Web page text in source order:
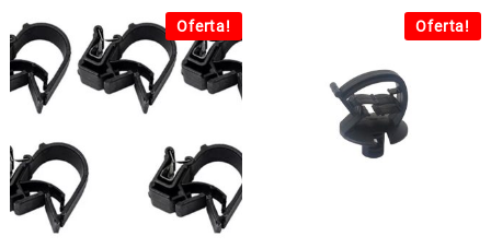
R$40,00.R$36,00.
R$171,00.
Oferta! Oferta!